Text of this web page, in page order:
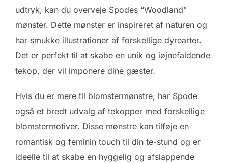
udtryk, kan du overveje Spodes “Woodland”
mønster. Dette mønster er inspireret af naturen og
har smukke illustrationer af forskellige dyrearter.
Det er perfekt til at skabe en unik og iøjnefaldende
tekop, der vil imponere dine gæster.
Hvis du er mere til blomstermønstre, har Spode
også et bredt udvalg af tekopper med forskellige
blomstermotiver. Disse mønstre kan tilføje en
romantisk og feminin touch til din te-stund og er
ideelle til at skabe en hyggelig og afslappende